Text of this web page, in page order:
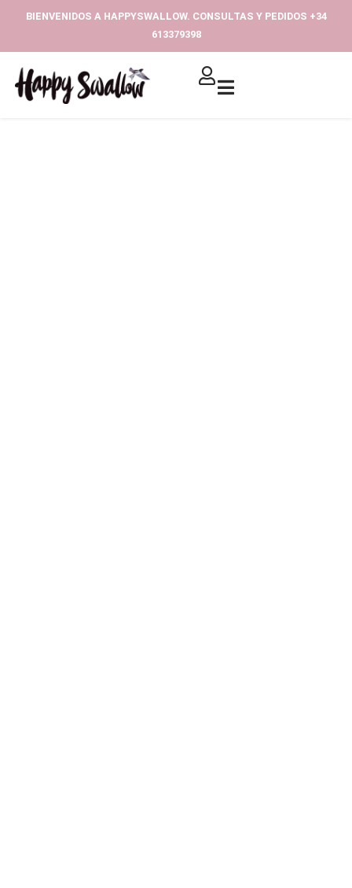
BIENVENIDOS A HAPPYSWALLOW. CONSULTAS Y PEDIDOS +34
613379398‬